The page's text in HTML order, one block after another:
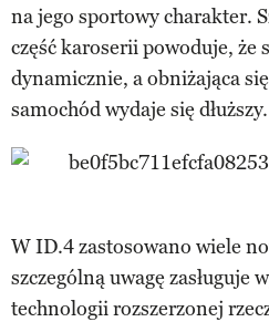
na jego sportowy charakter.
część karoserii powoduje, że
dynamicznie, a obniżająca
samochód wydaje się dłuższy.
W ID.4 zastosowano wiele
szczególną uwagę zasługuje
technologii rozszerzonej